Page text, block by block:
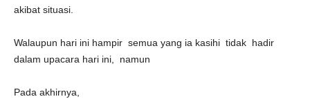
akibat situasi.
Walaupun hari ini hampir semua yang ia kasihi tidak hadir
dalam upacara hari ini, namun
Pada akhirnya,